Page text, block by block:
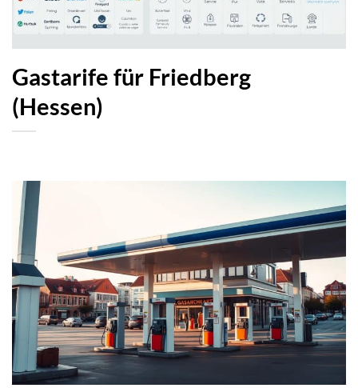
Gastarife für Friedberg
(Hessen)